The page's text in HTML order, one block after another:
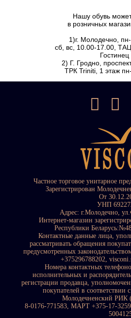
Нашу обувь
в розничных
1)г. Молодечно,
сб, вс, 10.00-17.00,
2) Г. Гродно,
ТРК Triniti, 1 этаж
Частное торговое унитарное
Зарегистрирован
От
УНП
Адрес: г.Молодечно,
Интернет-магазин
Республики
Контактные данные лица,
рассматривать обращения
предусмотренных
+375296788202,
Номера контактных
исполнительных и
регистрации продавца,
покупателей в соответствии
Молодечненский РИК
8-0176-771583, МАРТ +375-17-